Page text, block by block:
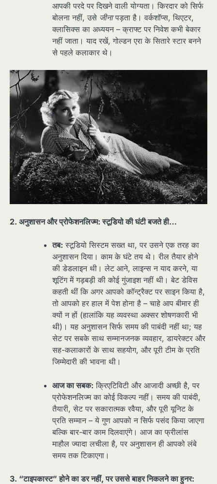
आपकी परदे पर दिखने वाली योग्यता। किरदार को सिर्फ
बोलना नहीं, उसे जीनापड़ता है। वर्कशॉप्स, थिएटर,
क्लासिक्स का अध्ययन – क्राफ्ट पर निवेश कभी बेकार
नहीं जाता। याद रखें, गोल्डन एरा के सितारे स्टार बनने
से पहले कलाकार थे।
2. अनुशासन और प्रोफेशनलिज्म: स्टूडियो की घंटी बजते ही…
तब: स्टूडियो सिस्टम सख्त था, पर उसने एक तरह का
अनुशासन दिया। काम के घंटे तय थे। रील तैयार होने
की डेडलाइन थी। लेट आने, लाइन्स न याद करने, या
शूटिंग में गड़बड़ी की कोई गुंजाइश नहीं थी। बेट डेविस
कहती थीं कि अगर आपको कॉन्ट्रैक्ट पर साइन किया है,
तो आपको हर हाल में पेश होना है – चाहे आप बीमार ही
क्यों न हों (हालांकि यह व्यवस्था अक्सर शोषणकारी भी
थी)। यह अनुशासन सिर्फ समय की पाबंदी नहीं था; यह
सेट पर सबके साथ सम्मानजनक व्यवहार, डायरेक्टर और
सह-कलाकारों के साथ सहयोग, और पूरी टीम के प्रति
जिम्मेदारी की भावना थी।
आज का सबक: क्रिएटिविटी और आजादी अच्छी है, पर
प्रोफेशनलिज्म का कोई विकल्प नहीं। समय की पाबंदी,
तैयारी, सेट पर सकारात्मक रवैया, और पूरी यूनिट के
प्रति सम्मान – ये गुण आपको न सिर्फ पसंद किया जाएगा
बल्कि बार-बार काम दिलवाएंगे। आज का फ्रीलांस
माहौल ज्यादा लचीला है, पर अनुशासन ही आपको लंबे
समय तक टिकाएगा।
3. “टाइपकास्ट” होने का डर नहीं, पर उससे बाहर निकलने का हुनर: